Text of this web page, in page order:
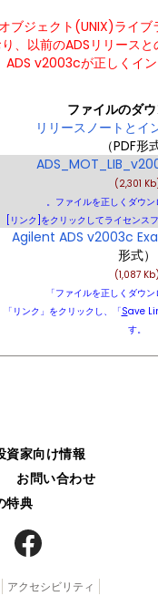
ジェクト(UNIX)ライブ
、以前のADSリリース
v2003cが正しくイ
ファイルのダ
リリースノートとイ
（PDF形
(2,301
。ファイルを正しくダウ
[リンク]をクリックしてライセンス
Agilent ADS v2003c
形式）
(1,087
「ファイルを正しくダウ
「リンク」をクリックし、「Save
す。
資家向け情報
お問い合わせ
特典
アクセシビリティ